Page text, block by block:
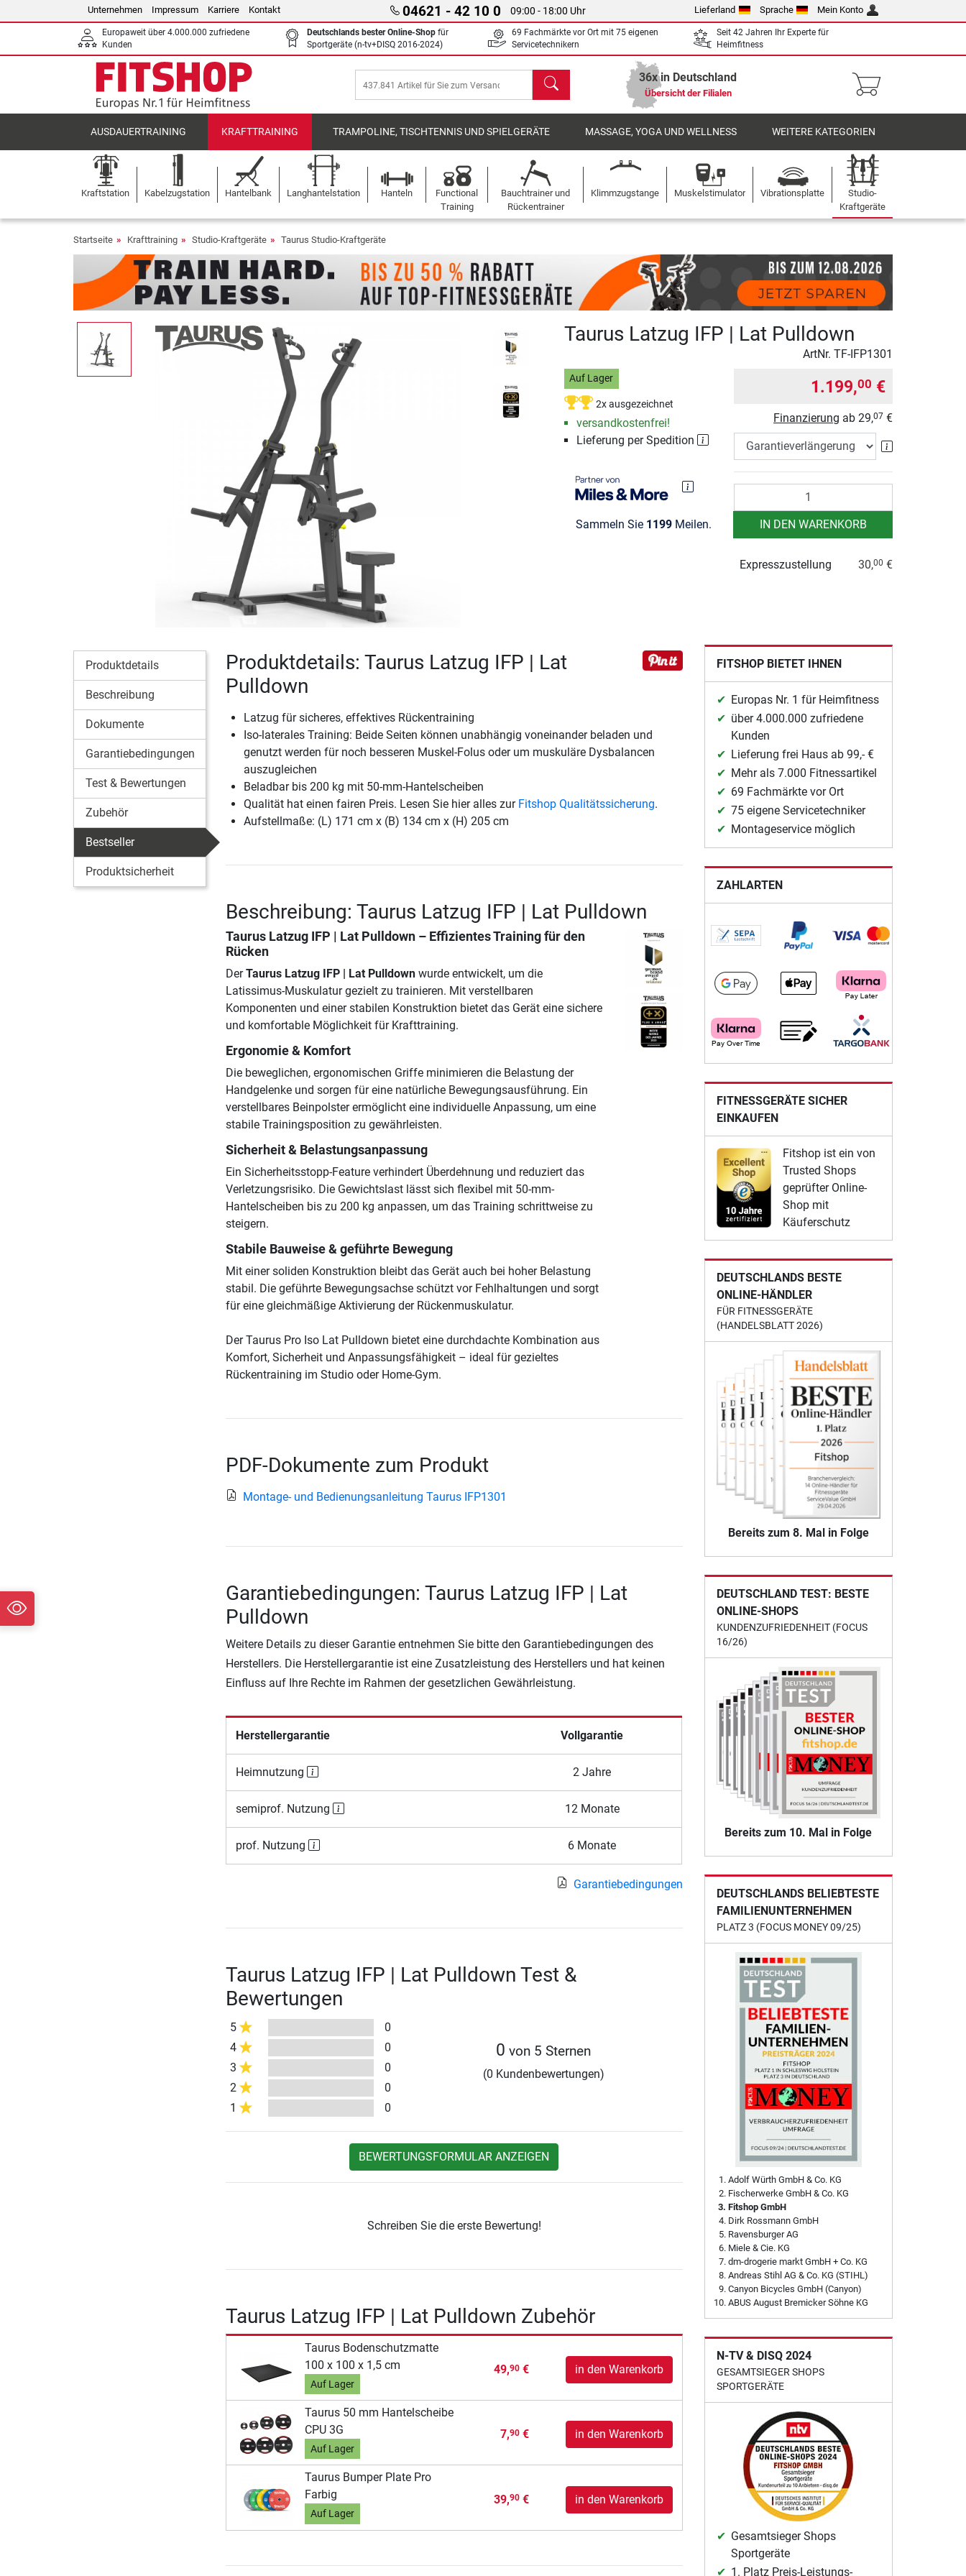
Unternehmen Impressum Karriere Kontakt 04621 - 42 10 0 09:00 - 18:00 Uhr Lieferland Sprache Mein Konto
Europaweit über 4.000.000 zufriedene
Kunden
Deutschlands bester Online-Shop für
Sportgeräte (n-tv+DISQ 2016-2024)
69 Fachmärkte vor Ort mit 75 eigenen
Servicetechnikern
Seit 42 Jahren Ihr Experte für
Heimfitness
Suchen 36x in Deutschland
Übersicht der Filialen
AUSDAUERTRAINING KRAFTTRAINING TRAMPOLINE, TISCHTENNIS UND SPIELGERÄTE MASSAGE, YOGA UND WELLNESS WEITERE KATEGORIEN
Kraftstation Kabelzugstation Hantelbank Langhantelstation Hanteln
Functional
Training
Bauchtrainer und
Rückentrainer
Klimmzugstange Muskelstimulator Vibrationsplatte
Studio-
Kraftgeräte
Startseite Krafttraining Studio-Kraftgeräte Taurus Studio-Kraftgeräte
Taurus Latzug IFP | Lat Pulldown
ArtNr. TF-IFP1301
Auf Lager
2x ausgezeichnet
versandkostenfrei!
Lieferung per Spedition
Sammeln Sie 1199Meilen.
1.199,00 €
Finanzierung ab 29,07 €
IN DEN WARENKORB
Expresszustellung 30,00 €
Produktdetails
Beschreibung
Dokumente
Garantiebedingungen
Test & Bewertungen
Zubehör
Bestseller
Produktsicherheit
Produktdetails: Taurus Latzug IFP | Lat
Pulldown
Latzug für sicheres, effektives Rückentraining
Iso-laterales Training: Beide Seiten können unabhängig voneinander beladen und
genutzt werden für noch besseren Muskel-Folus oder um muskuläre Dysbalancen
auszugleichen
Beladbar bis 200 kg mit 50-mm-Hantelscheiben
Qualität hat einen fairen Preis. Lesen Sie hier alles zur Fitshop Qualitätssicherung.
Aufstellmaße: (L) 171 cm x (B) 134 cm x (H) 205 cm
Beschreibung: Taurus Latzug IFP | Lat Pulldown
Taurus Latzug IFP | Lat Pulldown– Effizientes Training für den
Rücken
DerTaurus Latzug IFP | Lat Pulldownwurde entwickelt, um die
Latissimus-Muskulatur gezielt zu trainieren. Mit verstellbaren
Komponenten und einer stabilen Konstruktion bietet das Gerät eine sichere
und komfortable Möglichkeit für Krafttraining.
Ergonomie & Komfort
Die beweglichen, ergonomischen Griffe minimieren die Belastung der
Handgelenke und sorgen für eine natürliche Bewegungsausführung. Ein
verstellbares Beinpolster ermöglicht eine individuelle Anpassung, um eine
stabile Trainingsposition zu gewährleisten.
Sicherheit & Belastungsanpassung
Ein Sicherheitsstopp-Feature verhindert Überdehnung und reduziert das
Verletzungsrisiko. Die Gewichtslast lässt sich flexibel mit 50-mm-
Hantelscheiben bis zu 200 kg anpassen, um das Training schrittweise zu
steigern.
Stabile Bauweise & geführte Bewegung
Mit einer soliden Konstruktion bleibt das Gerät auch bei hoher Belastung
stabil. Die geführte Bewegungsachse schützt vor Fehlhaltungen und sorgt
für eine gleichmäßige Aktivierung der Rückenmuskulatur.
Der Taurus Pro Iso Lat Pulldown bietet eine durchdachte Kombination aus
Komfort, Sicherheit und Anpassungsfähigkeit – ideal für gezieltes
Rückentraining im Studio oder Home-Gym.
PDF-Dokumente zum Produkt
Montage- und Bedienungsanleitung Taurus IFP1301
Garantiebedingungen: Taurus Latzug IFP | Lat
Pulldown
Weitere Details zu dieser Garantie entnehmen Sie bitte den Garantiebedingungen des
Herstellers. Die Herstellergarantie ist eine Zusatzleistung des Herstellers und hat keinen
Einfluss auf Ihre Rechte im Rahmen der gesetzlichen Gewährleistung.
Herstellergarantie Vollgarantie
Heimnutzung 2 Jahre
semiprof. Nutzung 12 Monate
prof. Nutzung 6 Monate
Garantiebedingungen
Taurus Latzug IFP | Lat Pulldown Test &
Bewertungen
5
0
4
0
3
0
2
0
1
0
0 von 5 Sternen
(0 Kundenbewertungen)
BEWERTUNGSFORMULAR ANZEIGEN
Schreiben Sie die erste Bewertung!
Taurus Latzug IFP | Lat Pulldown Zubehör
Taurus Bodenschutzmatte
100 x 100 x 1,5 cm
Auf Lager
49,90€ in den Warenkorb
Taurus 50 mm Hantelscheibe
CPU 3G
Auf Lager
7,90€ in den Warenkorb
Taurus Bumper Plate Pro
Farbig
Auf Lager
39,90€ in den Warenkorb
FITSHOP BIETET IHNEN
Europas Nr. 1 für Heimfitness
über 4.000.000 zufriedene
Kunden
Lieferung frei Haus ab 99,- €
Mehr als 7.000 Fitnessartikel
69 Fachmärkte vor Ort
75 eigene Servicetechniker
Montageservice möglich
ZAHLARTEN
FITNESSGERÄTE SICHER
EINKAUFEN
Fitshop ist ein von
Trusted Shops
geprüfter Online-
Shop mit
Käuferschutz
DEUTSCHLANDS BESTE
ONLINE-HÄNDLER
FÜR FITNESSGERÄTE
(HANDELSBLATT 2026)
Bereits zum 8. Mal in Folge
DEUTSCHLAND TEST: BESTE
ONLINE-SHOPS
KUNDENZUFRIEDENHEIT (FOCUS
16/26)
Bereits zum 10. Mal in Folge
DEUTSCHLANDS BELIEBTESTE
FAMILIENUNTERNEHMEN
PLATZ 3 (FOCUS MONEY 09/25)
Adolf Würth GmbH & Co. KG
Fischerwerke GmbH & Co. KG
Fitshop GmbH
Dirk Rossmann GmbH
Ravensburger AG
Miele & Cie. KG
dm-drogerie markt GmbH + Co. KG
Andreas Stihl AG & Co. KG (STIHL)
Canyon Bicycles GmbH (Canyon)
ABUS August Bremicker Söhne KG
N-TV & DISQ 2024
GESAMTSIEGER SHOPS
SPORTGERÄTE
Gesamtsieger Shops
Sportgeräte
1. Platz Preis-Leistungs-